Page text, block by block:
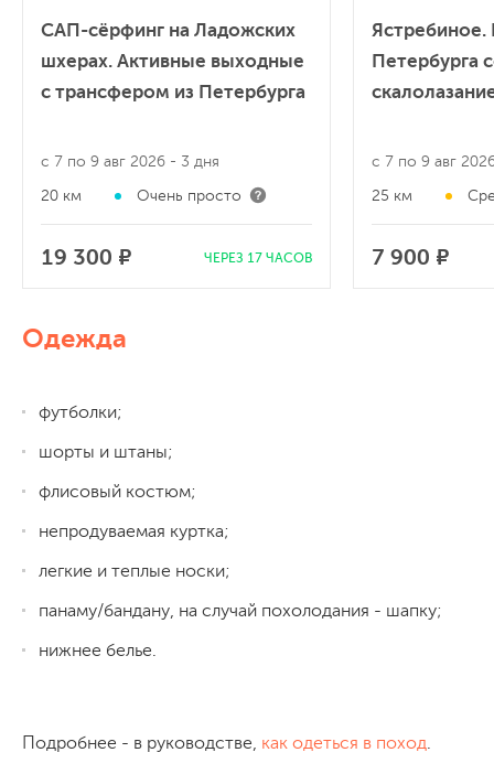
САП-сёрфинг на Ладожских
шхерах. Активные выходные
с трансфером из Петербурга
с 7 по 9 авг 2026 - 3 дня
20 км Очень просто
19 300 ₽ ЧЕРЕЗ 17 ЧАСОВ
Ястребиное.
Петербурга
с 7 по 9 авг
25 км
7 900 ₽
Одежда
футболки;
шорты и штаны;
флисовый костюм;
непродуваемая куртка;
легкие и теплые носки;
панаму/бандану, на случай похолодания - шапку;
нижнее белье.
Подробнее - в руководстве, как одеться в поход.